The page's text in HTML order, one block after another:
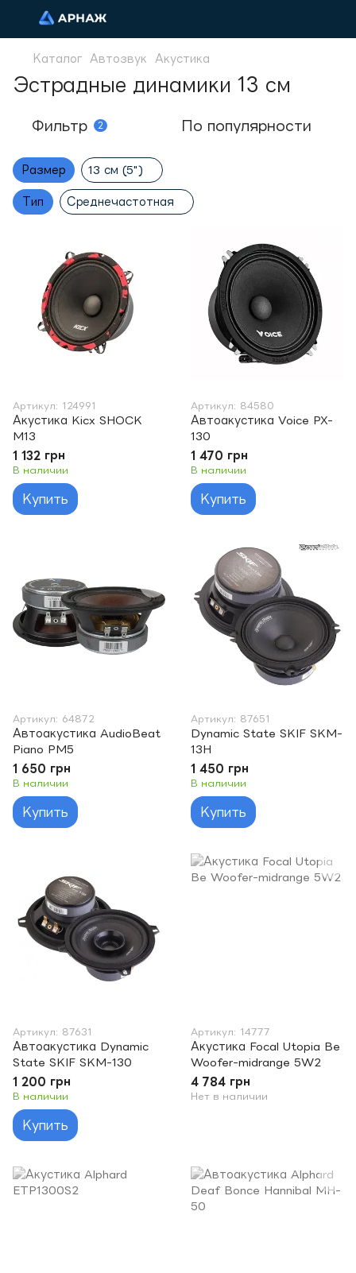
Каталог Автозвук Акустика
Эстрадные динамики 13 см
Фильтр 2 По популярности
Размер 13 см (5")
Тип Среднечастотная
Артикул: 124991
Акустика Kicx SHOCK
M13
1 132 грн
В наличии
Купить
Артикул: 84580
Автоакустика Voice PX-
130
1 470 грн
В наличии
Купить
Артикул: 64872
Автоакустика AudioBeat
Piano PM5
1 650 грн
В наличии
Купить
Артикул: 87651
Dynamic State SKIF SKM-
13H
1 450 грн
В наличии
Купить
Артикул: 87631
Автоакустика Dynamic
State SKIF SKM-130
1 200 грн
В наличии
Купить
Артикул: 14777
Акустика Focal Utopia Be
Woofer-midrange 5W2
4 784 грн
Нет в наличии